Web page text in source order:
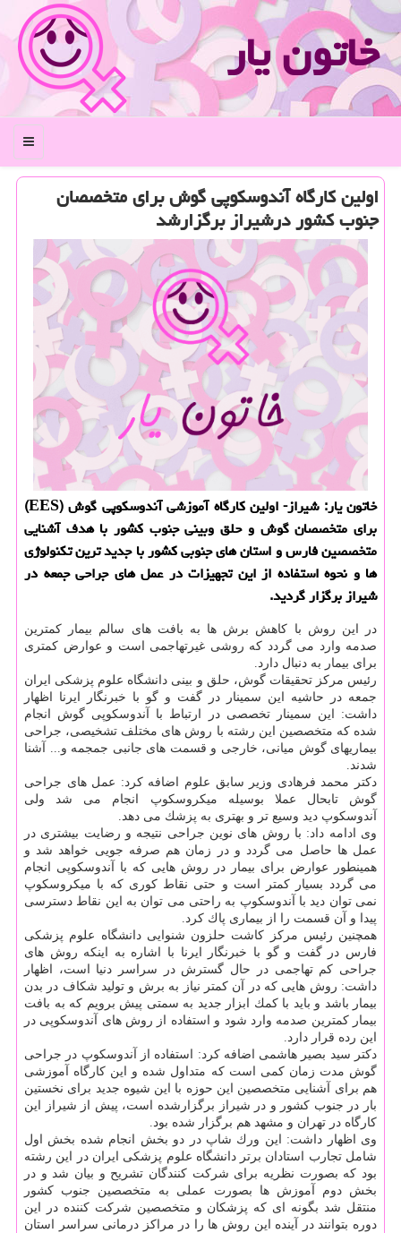
خاتون یار
منو
اولین كارگاه آندوسكوپی گوش برای متخصصان
جنوب كشور درشیراز برگزارشد
خاتون یار: شیراز- اولین كارگاه آموزشی آندوسكوپی گوش (EES)
برای متخصصان گوش و حلق وبینی جنوب كشور با هدف آشنایی
متخصصین فارس و استان های جنوبی كشور با جدید ترین تكنولوژی
ها و نحوه استفاده از این تجهیزات در عمل های جراحی جمعه در
شیراز برگزار گردید.
در این روش با كاهش برش ها به بافت های سالم بیمار كمترین
صدمه وارد می گردد كه روشی غیرتهاجمی است و عوارض كمتری
برای بیمار به دنبال دارد.
رئیس مركز تحقیقات گوش، حلق و بینی دانشگاه علوم پزشكی ایران
جمعه در حاشیه این سمینار در گفت و گو با خبرنگار ایرنا اظهار
داشت: این سمینار تخصصی در ارتباط با آندوسكوپی گوش انجام
شده كه متخصصین این رشته با روش های مختلف تشخیصی، جراحی
بیماریهای گوش میانی، خارجی و قسمت های جانبی جمجمه و... آشنا
شدند.
دكتر محمد فرهادی وزیر سابق علوم اضافه كرد: عمل های جراحی
گوش تابحال عملا بوسیله میكروسكوپ انجام می شد ولی
آندوسكوپ دید وسیع تر و بهتری به پزشك می دهد.
وی ادامه داد: با روش های نوین جراحی نتیجه و رضایت بیشتری در
عمل ها حاصل می گردد و در زمان هم صرفه جویی خواهد شد و
همینطور عوارض برای بیمار در روش هایی كه با آندوسكوپی انجام
می گردد بسیار كمتر است و حتی نقاط كوری كه با میكروسكوپ
نمی توان دید با آندوسكوپ به راحتی می توان به این نقاط دسترسی
پیدا و آن قسمت را از بیماری پاك كرد.
همچنین رئیس مركز كاشت حلزون شنوایی دانشگاه علوم پزشكی
فارس در گفت و گو با خبرنگار ایرنا با اشاره به اینكه روش های
جراحی كم تهاجمی در حال گسترش در سراسر دنیا است، اظهار
داشت: روش هایی كه در آن كمتر نیاز به برش و تولید شكاف در بدن
بیمار باشد و باید با كمك ابزار جدید به سمتی پیش برویم كه به بافت
بیمار كمترین صدمه وارد شود و استفاده از روش های آندوسكوپی در
این رده قرار دارد.
دكتر سید بصیر هاشمی اضافه كرد: استفاده از آندوسكوپ در جراحی
گوش مدت زمان كمی است كه متداول شده و این كارگاه آموزشی
هم برای آشنایی متخصصین این حوزه با این شیوه جدید برای نخستین
بار در جنوب كشور و در شیراز برگزارشده است، پیش از شیراز این
كارگاه در تهران و مشهد هم برگزار شده بود.
وی اظهار داشت: این ورك شاپ در دو بخش انجام شده بخش اول
شامل تجارب استادان برتر دانشگاه علوم پزشكی ایران در این رشته
بود كه بصورت نظریه برای شركت كنندگان تشریح و بیان شد و در
بخش دوم آموزش ها بصورت عملی به متخصصین جنوب كشور
منتقل شد بگونه ای كه پزشكان و متخصصین شركت كننده در این
دوره بتوانند در آینده این روش ها را در مراكز درمانی سراسر استان